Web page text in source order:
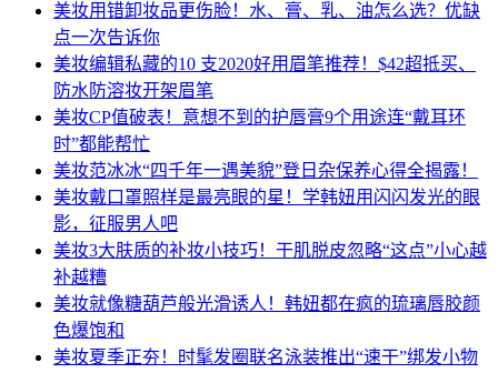
美妆用错卸妆品更伤脸！水、膏、乳、油怎么选？优缺
点一次告诉你
美妆编辑私藏的10 支2020好用眉笔推荐！$42超抵买、
防水防溶妆开架眉笔
美妆CP值破表！意想不到的护唇膏9个用途连“戴耳环
时”都能帮忙
美妆范冰冰“四千年一遇美貌”登日杂保养心得全揭露！
美妆戴口罩照样是最亮眼的星！学韩妞用闪闪发光的眼
影，征服男人吧
美妆3大肤质的补妆小技巧！干肌脱皮忽略“这点”小心越
补越糟
美妆就像糖葫芦般光滑诱人！韩妞都在疯的琉璃唇胶颜
色爆饱和
美妆夏季正夯！时髦发圈联名泳装推出“速干”绑发小物